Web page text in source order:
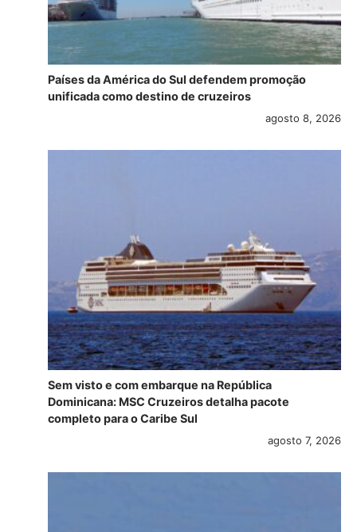
Países da América do Sul defendem promoção
unificada como destino de cruzeiros
agosto 8, 2026
Sem visto e com embarque na República
Dominicana: MSC Cruzeiros detalha pacote
completo para o Caribe Sul
agosto 7, 2026